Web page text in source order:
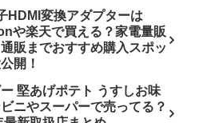
HDMI変換アダプターは
や楽天で買える？家電量販
販までおすすめ購入スポッ
開！
堅あげポテト うすしお味
ニやスーパーで売ってる？